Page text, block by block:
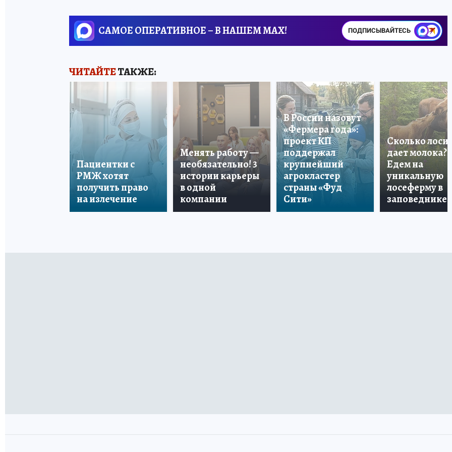
САМОЕ ОПЕРАТИВНОЕ – В НАШЕМ MAX! ПОДПИСЫВАЙТЕСЬ
ЧИТАЙТЕТАКЖЕ:
Пациентки с
РМЖ хотят
получить право
на излечение
Менять работу —
необязательно! 3
истории карьеры
в одной
компании
В России назовут
«Фермера года»:
проект КП
поддержал
крупнейший
агрокластер
страны «Фуд
Сити»
Сколько лосиха
дает молока?
Едем на
уникальную
лосеферму в
заповеднике!